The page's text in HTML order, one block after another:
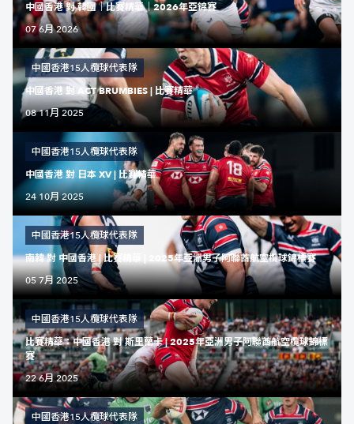
中國香港 對 韓國｜比賽精華｜2026年亞錦賽
07 6月 2026
中國香港15人欖球代表隊
中國香港 對 ACT BRUMBIES | 比賽精華
08 11月 2025
中國香港15人欖球代表隊
中國香港 對 日本 XV | 比賽精華
24 10月 2025
中國香港15人欖球代表隊
南韓 對 中國香港 | 比賽精華 | 2025年亞洲男子阿聯酋航空欖球錦標賽
05 7月 2025
中國香港15人欖球代表隊
比賽精華：中國香港 對 斯里蘭卡 | 2025年亞洲男子阿聯酋航空欖球錦標
賽
22 6月 2025
中國香港15人欖球代表隊